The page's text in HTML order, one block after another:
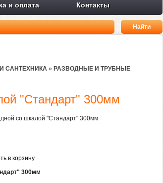
и оплата Контакты
САНТЕХНИКА » РАЗВОДНЫЕ И ТРУБНЫЕ
"Стандарт" 300мм
со шкалой "Стандарт" 300мм
300мм